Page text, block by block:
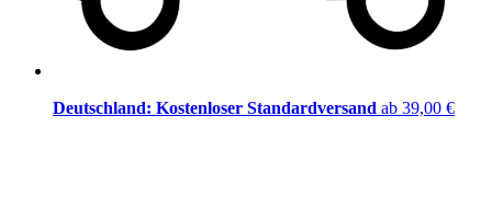
Deutschland: Kostenloser Standardversand ab 39,00 €